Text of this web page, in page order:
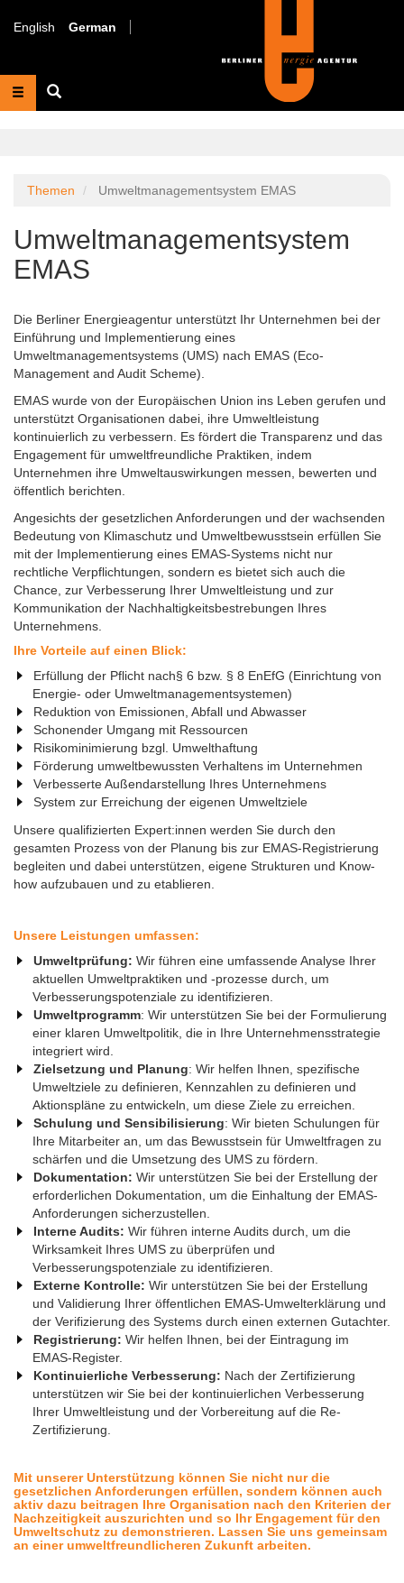
zum
Suche
English German
Themen Umweltmanagementsystem EMAS
Umweltmanagementsystem
EMAS
Die Berliner Energieagentur unterstützt Ihr Unternehmen bei der
Einführung und Implementierung eines
Umweltmanagementsystems (UMS) nach EMAS (Eco-
Management and Audit Scheme).
EMAS wurde von der Europäischen Union ins Leben gerufen und
unterstützt Organisationen dabei, ihre Umweltleistung
kontinuierlich zu verbessern. Es fördert die Transparenz und das
Engagement für umweltfreundliche Praktiken, indem
Unternehmen ihre Umweltauswirkungen messen, bewerten und
öffentlich berichten.
Angesichts der gesetzlichen Anforderungen und der wachsenden
Bedeutung von Klimaschutz und Umweltbewusstsein erfüllen Sie
mit der Implementierung eines EMAS-Systems nicht nur
rechtliche Verpflichtungen, sondern es bietet sich auch die
Chance, zur Verbesserung Ihrer Umweltleistung und zur
Kommunikation der Nachhaltigkeitsbestrebungen Ihres
Unternehmens.
Ihre Vorteile auf einen Blick:
Erfüllung der Pflicht nach§ 6 bzw. § 8 EnEfG (Einrichtung von
Energie- oder Umweltmanagementsystemen)
Reduktion von Emissionen, Abfall und Abwasser
Schonender Umgang mit Ressourcen
Risikominimierung bzgl. Umwelthaftung
Förderung umweltbewussten Verhaltens im Unternehmen
Verbesserte Außendarstellung Ihres Unternehmens
System zur Erreichung der eigenen Umweltziele
Unsere qualifizierten Expert:innen werden Sie durch den
gesamten Prozess von der Planung bis zur EMAS-Registrierung
begleiten und dabei unterstützen, eigene Strukturen und Know-
how aufzubauen und zu etablieren.
Unsere Leistungen umfassen:
Umweltprüfung: Wir führen eine umfassende Analyse Ihrer
aktuellen Umweltpraktiken und -prozesse durch, um
Verbesserungspotenziale zu identifizieren.
Umweltprogramm: Wir unterstützen Sie bei der Formulierung
einer klaren Umweltpolitik, die in Ihre Unternehmensstrategie
integriert wird.
Zielsetzung und Planung: Wir helfen Ihnen, spezifische
Umweltziele zu definieren, Kennzahlen zu definieren und
Aktionspläne zu entwickeln, um diese Ziele zu erreichen.
Schulung und Sensibilisierung: Wir bieten Schulungen für
Ihre Mitarbeiter an, um das Bewusstsein für Umweltfragen zu
schärfen und die Umsetzung des UMS zu fördern.
Dokumentation: Wir unterstützen Sie bei der Erstellung der
erforderlichen Dokumentation, um die Einhaltung der EMAS-
Anforderungen sicherzustellen.
Interne Audits: Wir führen interne Audits durch, um die
Wirksamkeit Ihres UMS zu überprüfen und
Verbesserungspotenziale zu identifizieren.
Externe Kontrolle: Wir unterstützen Sie bei der Erstellung
und Validierung Ihrer öffentlichen EMAS-Umwelterklärung und
der Verifizierung des Systems durch einen externen Gutachter.
Registrierung: Wir helfen Ihnen, bei der Eintragung im
EMAS-Register.
Kontinuierliche Verbesserung: Nach der Zertifizierung
unterstützen wir Sie bei der kontinuierlichen Verbesserung
Ihrer Umweltleistung und der Vorbereitung auf die Re-
Zertifizierung.
Mit unserer Unterstützung können Sie nicht nur die
gesetzlichen Anforderungen erfüllen, sondern können auch
aktiv dazu beitragen Ihre Organisation nach den Kriterien der
Nachzeitigkeit auszurichten und so Ihr Engagement für den
Umweltschutz zu demonstrieren. Lassen Sie uns gemeinsam
an einer umweltfreundlicheren Zukunft arbeiten.